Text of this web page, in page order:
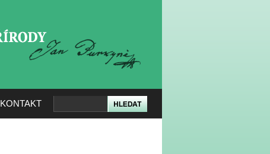
KONTAKT